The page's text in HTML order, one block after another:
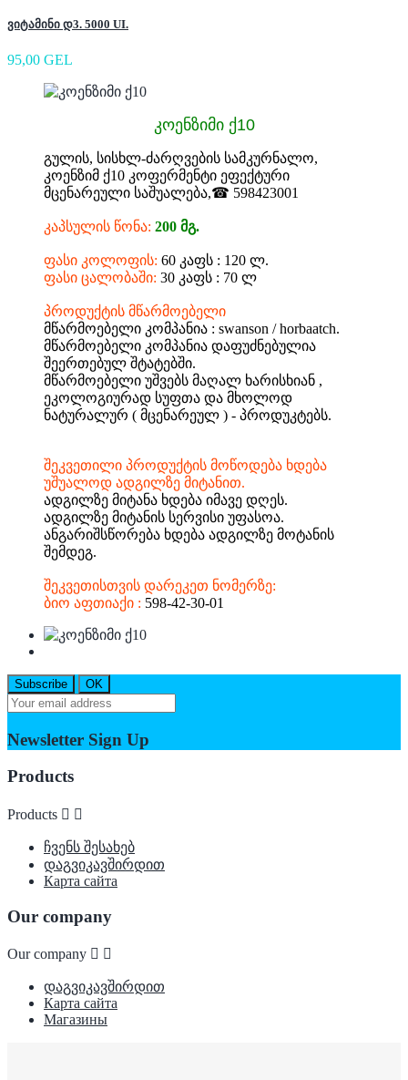
ვიტამინი დ3. 5000 UI.
95,00 GEL
კოენზიმი ქ10
გულის, სისხლ-ძარღვების სამკურნალო,
კოენზიმ ქ10 კოფერმენტი ეფექტური
მცენარეული საშუალება,☎ 598423001
კაპსულის წონა: 200 მგ.
ფასი კოლოფის: 60 კაფს : 120 ლ.
ფასი ცალობაში: 30 კაფს : 70 ლ
პროდუქტის მწარმოებელი
მწარმოებელი კომპანია : swanson / horbaatch.
მწარმოებელი კომპანია დაფუძნებულია
შეერთებულ შტატებში.
მწარმოებელი უშვებს მაღალ ხარისხიან ,
ეკოლოგიურად სუფთა და მხოლოდ
ნატურალურ ( მცენარეულ ) - პროდუკტებს.
შეკვეთილი პროდუქტის მოწოდება ხდება
უშუალოდ ადგილზე მიტანით.
ადგილზე მიტანა ხდება იმავე დღეს.
ადგილზე მიტანის სერვისი უფასოა.
ანგარიშსწორება ხდება ადგილზე მოტანის
შემდეგ.
შეკვეთისთვის დარეკეთ ნომერზე:
ბიო აფთიაქი : 598-42-30-01
Newsletter Sign Up
Products
Products  
ჩვენს შესახებ
დაგვიკავშირდით
Карта сайта
Our company
Our company  
დაგვიკავშირდით
Карта сайта
Магазины